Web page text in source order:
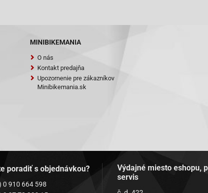
MINIBIKEMANIA
O nás
Kontakt predajňa
Upozornenie pre zákazníkov
Minibikemania.sk
poradiť s objednávkou?
0 910 664 598
Výdajné miesto eshopu,
servis